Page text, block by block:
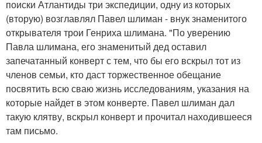
поиски Атлантиды три экспедиции, одну из которых
(вторую) возглавлял Павел шлиман - внук знаменитого
открывателя трои Генриха шлимана. "По уверению
Павла шлимана, его знаменитый дед оставил
запечатанный конверт с тем, что бы его вскрыл тот из
членов семьи, кто даст торжественное обещание
посвятить всю сваю жизнь исследованиям, указания на
которые найдет в этом конверте. Павел шлиман дал
такую клятву, вскрыл конверт и прочитал находившееся
там письмо.